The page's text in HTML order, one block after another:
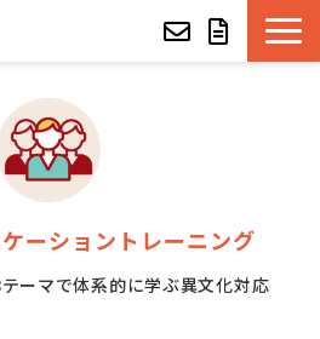
ーショントレーニング
ーマで体系的に学ぶ異文化対応